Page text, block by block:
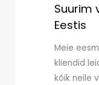
Suurim
Eestis
Meie
kliendid
kõik neile